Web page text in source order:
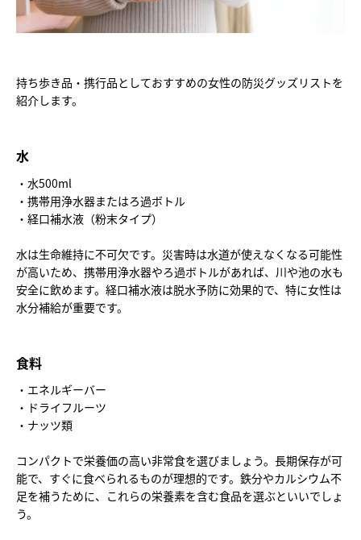
持ち歩き品・携行品としておすすめの女性の防災グッズリストを
紹介します。
水
・水500ml
・携帯用浄水器またはろ過ボトル
・経口補水液（粉末タイプ）
水は生命維持に不可欠です。災害時は水道が使えなくなる可能性
が高いため、携帯用浄水器やろ過ボトルがあれば、川や池の水も
安全に飲めます。経口補水液は脱水予防に効果的で、特に女性は
水分補給が重要です。
食料
・エネルギーバー
・ドライフルーツ
・ナッツ類
コンパクトで栄養価の高い非常食を選びましょう。長期保存が可
能で、すぐに食べられるものが理想的です。鉄分やカルシウム不
足を補うために、これらの栄養素を含む食品を選ぶといいでしょ
う。